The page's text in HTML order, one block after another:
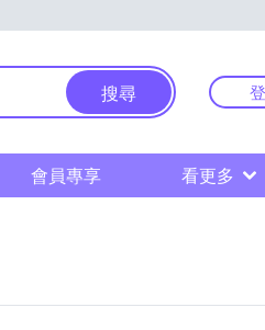
搜尋
會員專享 看更多